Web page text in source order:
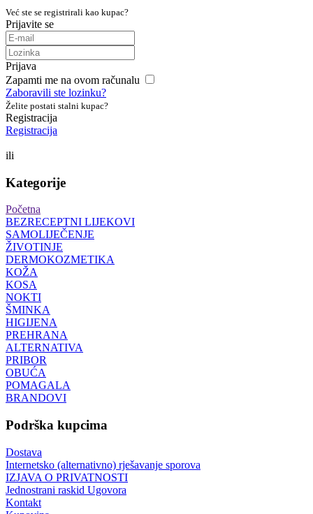
Već ste se registrirali kao kupac?
Prijavite se
Prijava
Zapamti me na ovom računalu
Zaboravili ste lozinku?
Želite postati stalni kupac?
Registracija
Registracija
ili
Kategorije
Početna
BEZRECEPTNI LIJEKOVI
SAMOLIJEČENJE
ŽIVOTINJE
DERMOKOZMETIKA
KOŽA
KOSA
NOKTI
ŠMINKA
HIGIJENA
PREHRANA
ALTERNATIVA
PRIBOR
OBUĆA
POMAGALA
BRANDOVI
Podrška kupcima
Dostava
Internetsko (alternativno) rješavanje sporova
IZJAVA O PRIVATNOSTI
Jednostrani raskid Ugovora
Kontakt